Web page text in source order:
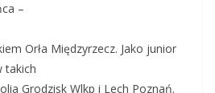
–
Orła Międzyrzecz. Jako junior
takich
Grodzisk Wlkp i Lech Poznań.